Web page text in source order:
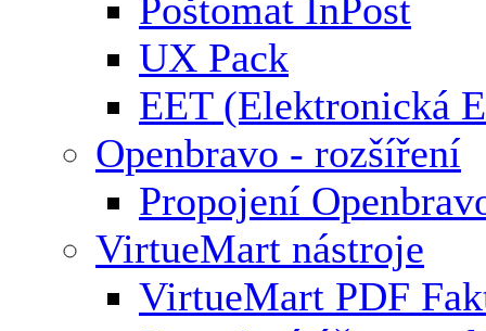
Poštomat InPost
UX Pack
EET (Elektronická
Openbravo - rozšíření
Propojení
VirtueMart nástroje
VirtueMart PDF